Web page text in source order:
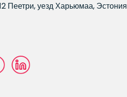
Пеетри, уезд Харьюмаа, Эстония